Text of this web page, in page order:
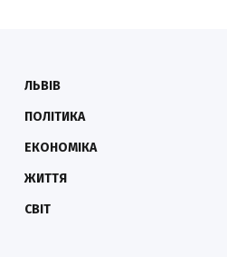
ЛЬВІВ
ПОЛІТИКА
ЕКОНОМІКА
ЖИТТЯ
СВІТ